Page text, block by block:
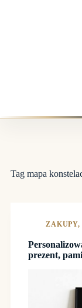
Tag mapa
ZAKUPY,
prezent,